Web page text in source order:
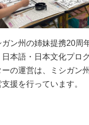
ン州の姉妹提携20周
日本語・日本文化プロ
の運営は、ミシガン
援を行っています。